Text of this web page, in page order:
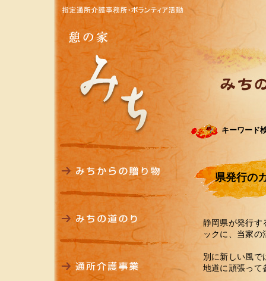
キーワード
県発行の
静岡県が発行す
ックに、当家
別に新しい風
地道に頑張って